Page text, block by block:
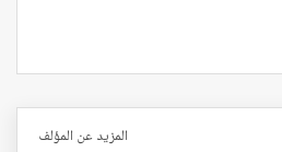
المزيد عن المؤلف